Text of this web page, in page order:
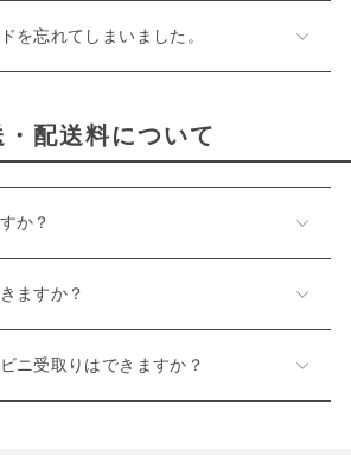
を忘れてしまいました。
・配送料について
か？
ますか？
ニ受取りはできますか？